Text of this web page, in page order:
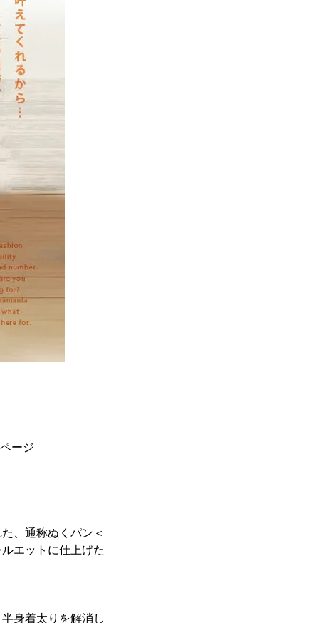
ージ
、通称ぬくパン＜
エットに仕上げた
身着太りを解消し